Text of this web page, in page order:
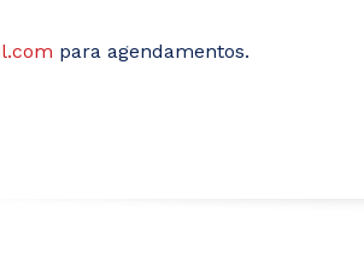
para agendamentos.